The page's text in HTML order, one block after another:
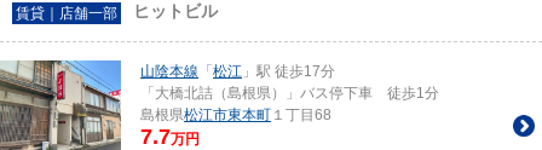
賃貸｜店舗一部 ヒットビル
山陰本線 「 松江 」駅 徒歩17分
「大橋北詰（島根県）」バス停下車 徒歩1分
島根県松江市東本町 １丁目68
7.7万円